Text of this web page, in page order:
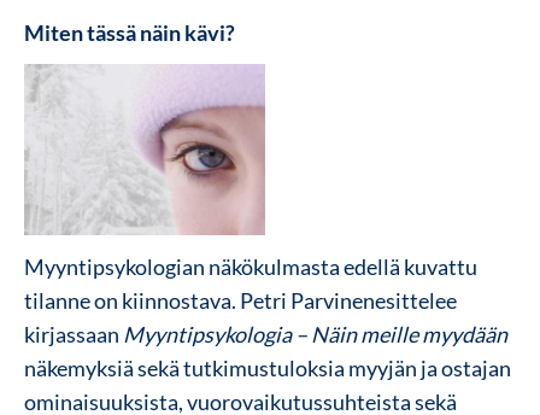
Miten tässä näin kävi?
Myyntipsykologian näkökulmasta edellä kuvattu
tilanne on kiinnostava. Petri Parvinenesittelee
kirjassaan Myyntipsykologia – Näin meille myydään
näkemyksiä sekä tutkimustuloksia myyjän ja ostajan
ominaisuuksista, vuorovaikutussuhteista sekä